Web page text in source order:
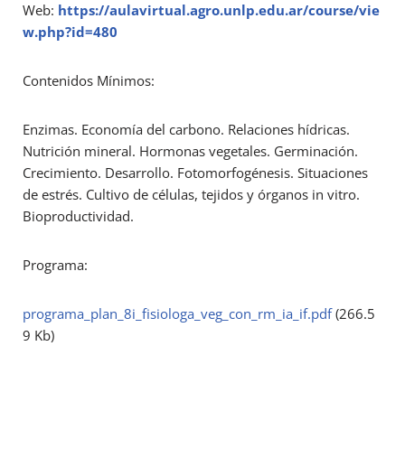
Web: https://aulavirtual.agro.unlp.edu.ar/course/vie
w.php?id=480
Contenidos Mínimos:
Enzimas. Economía del carbono. Relaciones hídricas.
Nutrición mineral. Hormonas vegetales. Germinación.
Crecimiento. Desarrollo. Fotomorfogénesis. Situaciones
de estrés. Cultivo de células, tejidos y órganos in vitro.
Bioproductividad.
Programa:
programa_plan_8i_fisiologa_veg_con_rm_ia_if.pdf(266.5
9 Kb)